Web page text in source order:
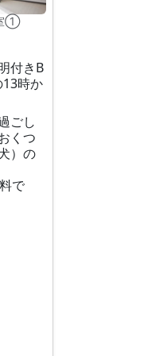
①
付きB
時か
ごし
くつ
）の
で